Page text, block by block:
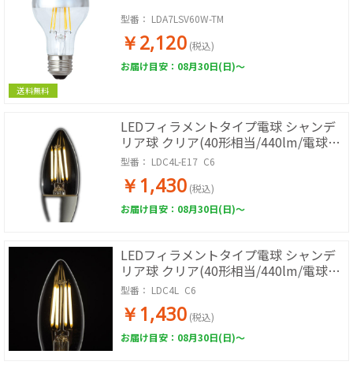
送料無料
型番： LDA7LSV60W-TM
￥2,120 (税込)
お届け目安：08月30日(日)～
LEDフィラメントタイプ電球 シャンデ
リア球 クリア(40形相当/440lm/電球
色/E17/全方向配光310°)
型番： LDC4L-E17_C6
￥1,430 (税込)
お届け目安：08月30日(日)～
LEDフィラメントタイプ電球 シャンデ
リア球 クリア(40形相当/440lm/電球
色/E26/全方向配光310°)
型番： LDC4L_C6
￥1,430 (税込)
お届け目安：08月30日(日)～